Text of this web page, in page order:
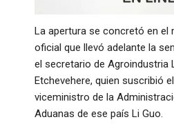
La apertura se concretó en el
oficial que llevó adelante la
el secretario de Agroindustria
Etchevehere, quien suscribió
viceministro de la
Aduanas de ese país Li Guo.